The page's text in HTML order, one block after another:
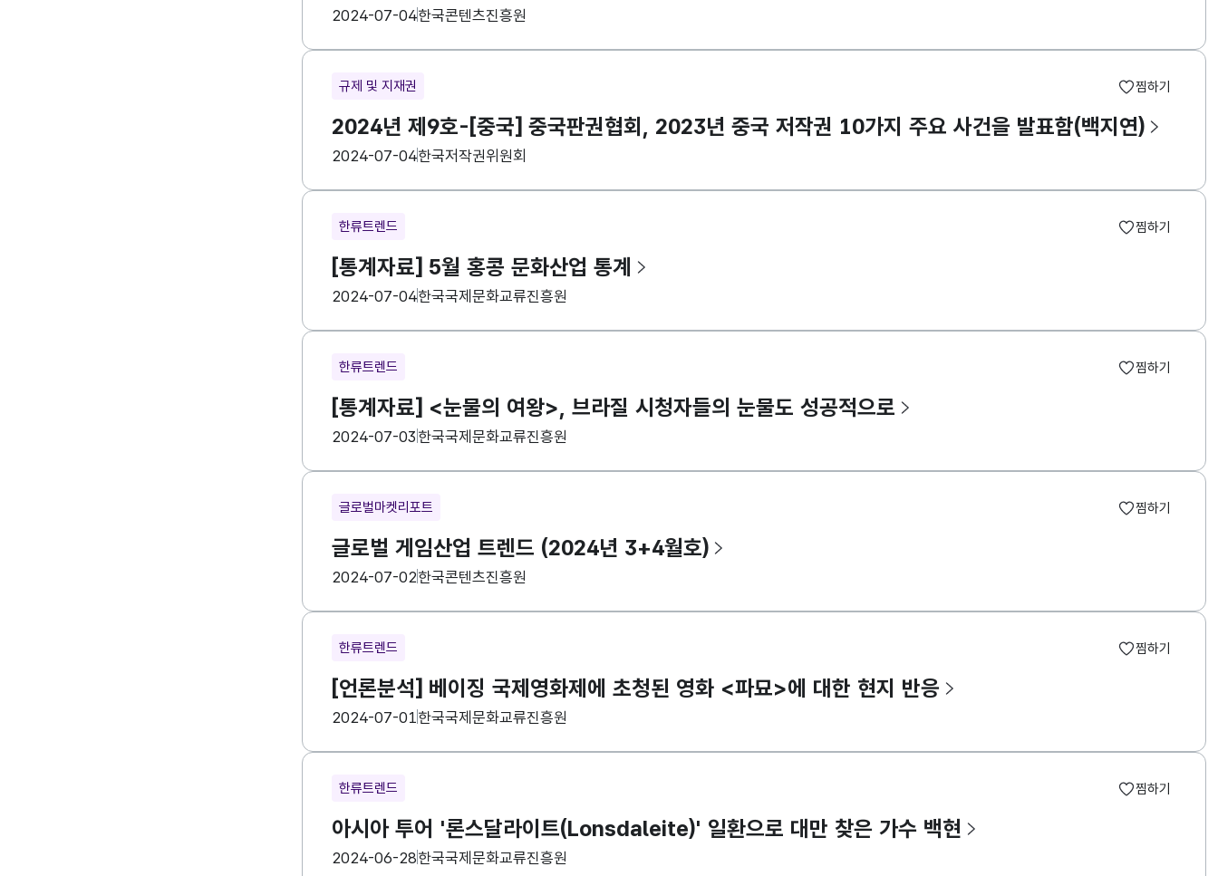
등록일
2024-07-04수집기관한국콘텐츠진흥원
규제 및 지재권
2024년 제9호-[중국] 중국판권협회, 2023년 중국 저작권 10가지 주요 사건을 발표함(백지연)
등록일
2024-07-04수집기관한국저작권위원회
찜하기
한류트렌드
[통계자료] 5월 홍콩 문화산업 통계
등록일
2024-07-04수집기관한국국제문화교류진흥원
찜하기
한류트렌드
[통계자료] <눈물의 여왕>, 브라질 시청자들의 눈물도 성공적으로
등록일
2024-07-03수집기관한국국제문화교류진흥원
찜하기
글로벌마켓리포트
글로벌 게임산업 트렌드 (2024년 3+4월호)
등록일
2024-07-02수집기관한국콘텐츠진흥원
찜하기
한류트렌드
[언론분석] 베이징 국제영화제에 초청된 영화 <파묘>에 대한 현지 반응
등록일
2024-07-01수집기관한국국제문화교류진흥원
찜하기
한류트렌드
아시아 투어 '론스달라이트(Lonsdaleite)' 일환으로 대만 찾은 가수 백현
등록일
2024-06-28수집기관한국국제문화교류진흥원
찜하기